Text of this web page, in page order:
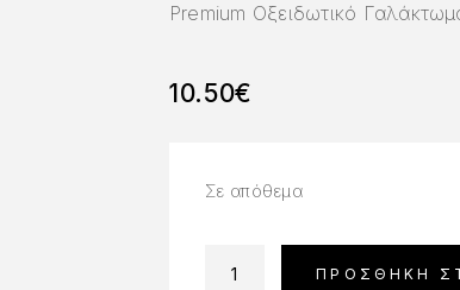
Premium Οξειδωτικό
10.50€
Σε απόθεμα
ΠΡΟΣΘΉΚΗ